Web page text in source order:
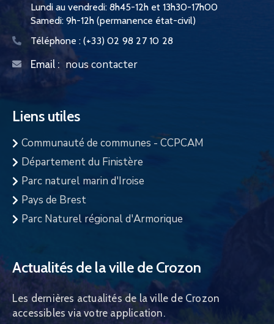
Lundi au vendredi: 8h45-12h et 13h30-17h00
Samedi: 9h-12h (permanence état-civil)
Téléphone : (+33) 02 98 27 10 28
Email : nous contacter
Liens utiles
Communauté de communes - CCPCAM
Département du Finistère
Parc naturel marin d'Iroise
Pays de Brest
Parc Naturel régional d'Armorique
Actualités de la ville de Crozon
Les dernières actualités de la ville de Crozon
accessibles via votre application.